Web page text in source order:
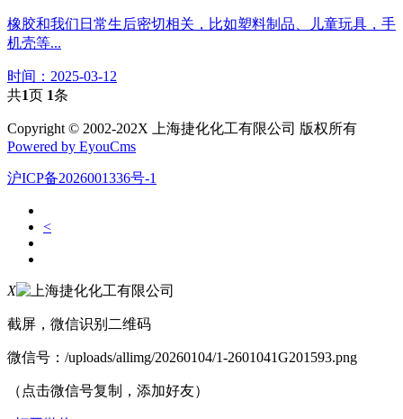
橡胶和我们日常生后密切相关，比如塑料制品、儿童玩具，手
机壳等...
时间：2025-03-12
共1页 1条
Copyright © 2002-202X 上海捷化化工有限公司 版权所有
Powered by EyouCms
沪ICP备2026001336号-1
<
X
截屏，微信识别二维码
微信号： /uploads/allimg/20260104/1-2601041G201593.png
（点击微信号复制，添加好友）